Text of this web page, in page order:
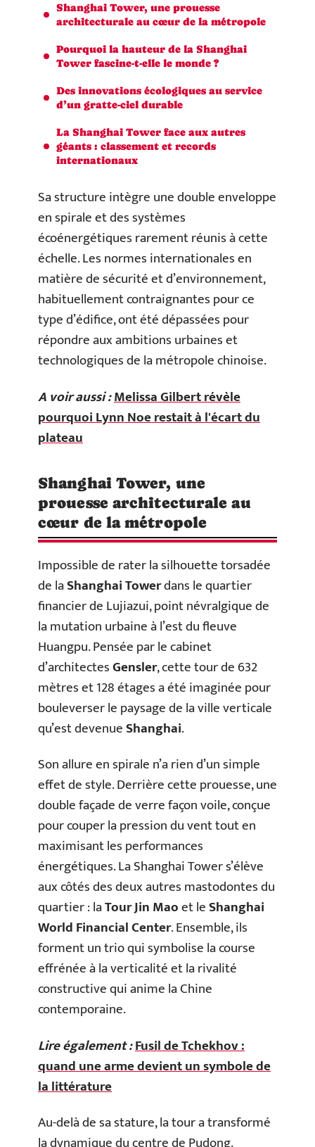
Shanghai Tower, une prouesse
architecturale au cœur de la métropole
Pourquoi la hauteur de la Shanghai
Tower fascine-t-elle le monde ?
Des innovations écologiques au service
d’un gratte-ciel durable
La Shanghai Tower face aux autres
géants : classement et records
internationaux
Sa structure intègre une double enveloppe
en spirale et des systèmes
écoénergétiques rarement réunis à cette
échelle. Les normes internationales en
matière de sécurité et d’environnement,
habituellement contraignantes pour ce
type d’édifice, ont été dépassées pour
répondre aux ambitions urbaines et
technologiques de la métropole chinoise.
A voir aussi :Melissa Gilbert révèle
pourquoi Lynn Noe restait à l'écart du
plateau
Shanghai Tower, une
prouesse architecturale au
cœur de la métropole
Impossible de rater la silhouette torsadée
de laShanghai Towerdans le quartier
financier de Lujiazui, point névralgique de
la mutation urbaine à l’est du fleuve
Huangpu. Pensée par le cabinet
d’architectesGensler, cette tour de 632
mètres et 128 étages a été imaginée pour
bouleverser le paysage de la ville verticale
qu’est devenueShanghai.
Son allure en spirale n’a rien d’un simple
effet de style. Derrière cette prouesse, une
double façade de verre façon voile, conçue
pour couper la pression du vent tout en
maximisant les performances
énergétiques. La Shanghai Tower s’élève
aux côtés des deux autres mastodontes du
quartier : laTour Jin Maoet leShanghai
World Financial Center. Ensemble, ils
forment un trio qui symbolise la course
effrénée à la verticalité et la rivalité
constructive qui anime la Chine
contemporaine.
Lire également :Fusil de Tchekhov :
quand une arme devient un symbole de
la littérature
Au-delà de sa stature, la tour a transformé